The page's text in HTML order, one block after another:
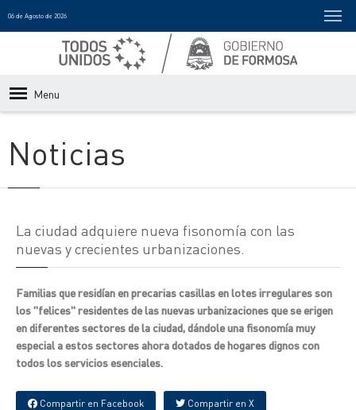
06 de Agosto de 2026
Menu
Noticias
La ciudad adquiere nueva fisonomía con las
nuevas y crecientes urbanizaciones.
Familias que residían en precarias casillas en lotes irregulares son
los "felices" residentes de las nuevas urbanizaciones que se erigen
en diferentes sectores de la ciudad, dándole una fisonomía muy
especial a estos sectores ahora dotados de hogares dignos con
todos los servicios esenciales.
Compartir en Facebook Compartir en X